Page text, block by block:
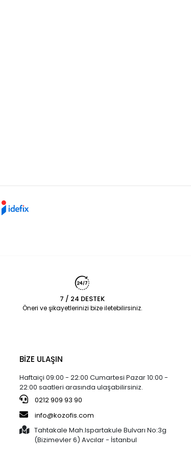
7 / 24 DESTEK
Öneri ve şikayetlerinizi bize iletebilirsiniz.
BİZE ULAŞIN
Haftaiçi 09:00 - 22:00 Cumartesi Pazar 10:00 -
22:00 saatleri arasında ulaşabilirsiniz.
0212 909 93 90
info@kozofis.com
Tahtakale Mah.Ispartakule Bulvarı No:3g
(Bizimevler 6) Avcılar - İstanbul